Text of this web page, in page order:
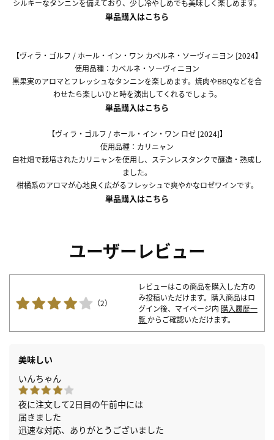
シルキーなタンニンを備えており、少し冷やしめでも美味しく楽しめます。
単品購入はこちら
【ヴィラ・ゴルフ / ホール・イン・ワン カベルネ・ソーヴィニヨン [2024】
使用品種：カベルネ・ソーヴィニヨン
黒果実のアロマとフレッシュなタンニンを楽しめます。焼肉やBBQなどを合
わせたら楽しいひと時を演出してくれるでしょう。
単品購入はこちら
【ヴィラ・ゴルフ / ホール・イン・ワン ロゼ [2024]】
使用品種：カリニャン
自社畑で栽培されたカリニャンを使用し、ステンレスタンクで醸造・熟成し
ました。
柑橘系のアロマが心地良く広がるフレッシュで爽やかなロゼワインです。
単品購入はこちら
ユーザーレビュー
（2）
レビューはこの商品を購入した方の
み投稿いただけます。購入商品はロ
グイン後、マイページ内 購入履歴一
覧 からご確認いただけます。
美味しい
いんちゃん
夜に注文して2日目の午前中には
届きました
迅速な対応、ありがとうございました